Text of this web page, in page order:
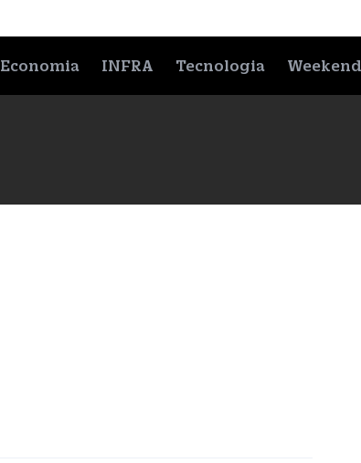
Economia INFRA Tecnologia Weekend